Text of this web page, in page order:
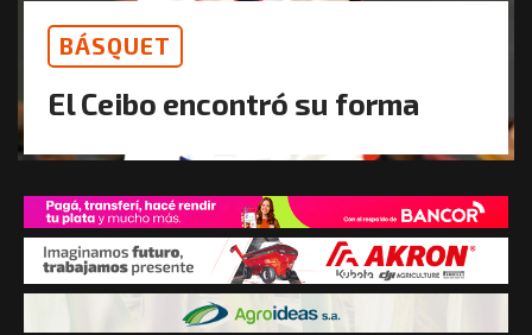
BÁSQUET
El Ceibo encontró su forma